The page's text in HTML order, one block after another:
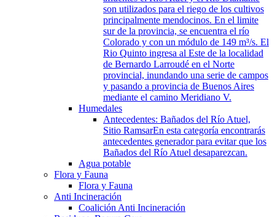
son utilizados para el riego de los cultivos
principalmente mendocinos. En el limite
sur de la provincia, se encuentra el río
Colorado y con un módulo de 149 m³/s. El
Rio Quinto ingresa al Este de la localidad
de Bernardo Larroudé en el Norte
provincial, inundando una serie de campos
y pasando a provincia de Buenos Aires
mediante el camino Meridiano V.
Humedales
Antecedentes: Bañados del Río Atuel,
Sitio RamsarEn esta categoría encontrarás
antecedentes generador para evitar que los
Bañados del Río Atuel desaparezcan.
Agua potable
Flora y Fauna
Flora y Fauna
Anti Incineración
Coalición Anti Incineración